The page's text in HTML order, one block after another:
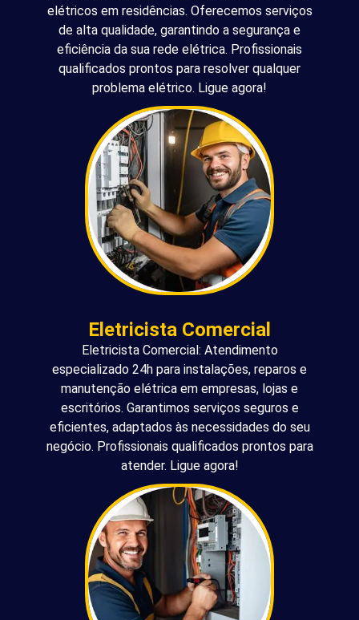
elétricos em residências. Oferecemos serviços
de alta qualidade, garantindo a segurança e
eficiência da sua rede elétrica. Profissionais
qualificados prontos para resolver qualquer
problema elétrico. Ligue agora!
Eletricista Comercial
Eletricista Comercial: Atendimento
especializado 24h para instalações, reparos e
manutenção elétrica em empresas, lojas e
escritórios. Garantimos serviços seguros e
eficientes, adaptados às necessidades do seu
negócio. Profissionais qualificados prontos para
atender. Ligue agora!